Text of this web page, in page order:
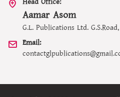
Aamar Asom
G.L. Publications Ltd.
Email: